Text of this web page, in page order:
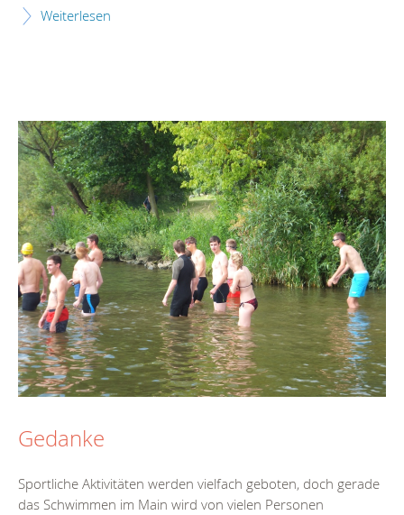
Weiterlesen
Gedanke
Sportliche Aktivitäten werden vielfach geboten, doch gerade
das Schwimmen im Main wird von vielen Personen